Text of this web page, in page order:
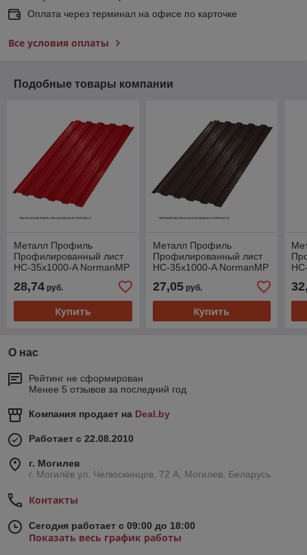
Оплата через терминал на офисе по карточке
Все условия оплаты
Подобные товары компании
Металл Профиль
Профилированный лист
НС-35x1000-A NormanMP
28,74 руб.
Купить
Металл Профиль
Профилированный лист
НС-35x1000-A NormanMP
27,05руб.
Купить
О нас
Рейтинг не сформирован
Менее 5 отзывов за последний год
Компания продает на Deal.by
Работает с 22.08.2010
г. Могилев
г. Могилёв ул. Челюскинцев, 72 А, Могилев, Беларусь
Контакты
Сегодня работает с 09:00 до 18:00
Показать весь график работы